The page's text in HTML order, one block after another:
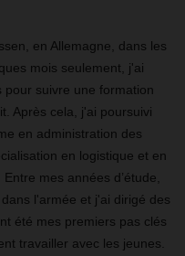
en Allemagne, dans les
mois seulement, j'ai
suivre une formation
Après cela, j'ai poursuivi
en administration des
en logistique et en
mes années d’étude,
l'armée et j'ai dirigé des
été mes premiers pas clés
travailler avec les jeunes.